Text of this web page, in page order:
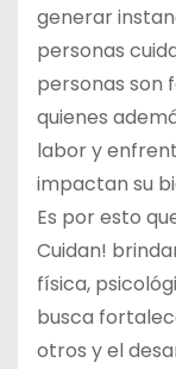
generar
personas
personas son
quienes
labor y
impactan su
Es por esto
Cuidan!
física,
busca
otros y el